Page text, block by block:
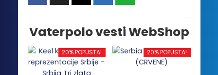
Vaterpolo vesti WebShop
20% POPUSTA! 20% POPUSTA!